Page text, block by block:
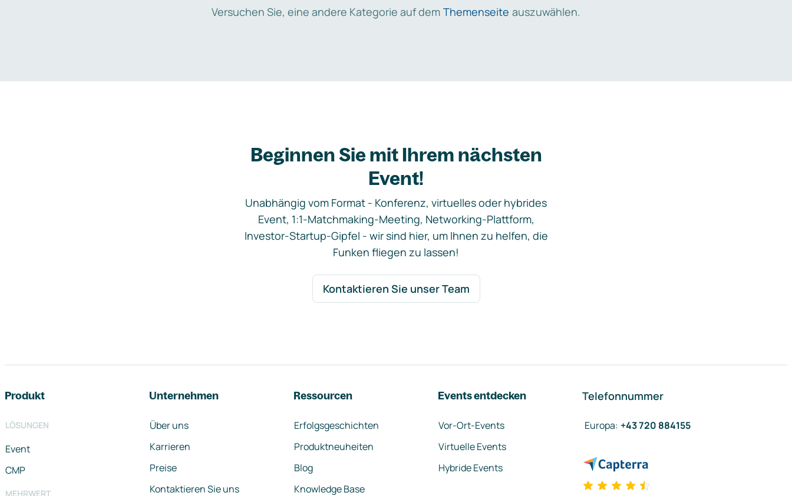
Versuchen Sie, eine andere Kategorie auf dem Themenseite auszuwählen.
Beginnen Sie mit Ihrem nächsten
Event!
Unabhängig vom Format - Konferenz, virtuelles oder hybrides
Event, 1:1-Matchmaking-Meeting, Networking-Plattform,
Investor-Startup-Gipfel - wir sind hier, um Ihnen zu helfen, die
Funken fliegen zu lassen!
Kontaktieren Sie unser Team
Produkt
LÖSUNGEN
Event
CMP
MEHRWERT
Unternehmen
Über uns
Karrieren
Preise
Kontaktieren Sie uns
Ressourcen
Erfolgsgeschichten
Produktneuheiten
Blog
Knowledge Base
Events entdecken
Vor-Ort-Events
Virtuelle Events
Hybride Events
Telefonnummer
Europa: +43 720 884155